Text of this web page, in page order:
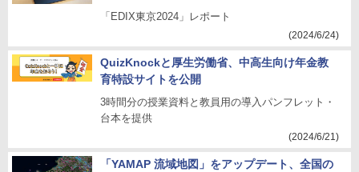
「EDIX東京2024」レポート
(2024/6/24)
QuizKnockと厚生労働省、中高生向け年金教
育特設サイトを公開
3時間分の授業資料と教員用の導入パンフレット・
台本を提供
(2024/6/21)
「YAMAP 流域地図」をアップデート、全国の